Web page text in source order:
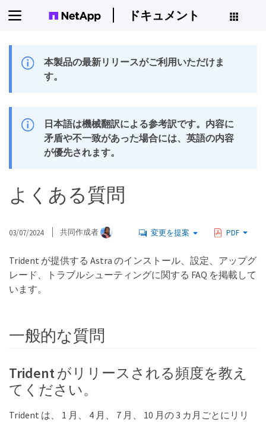
ドキュメント
本製品の最新リリースがご利用いただけま
す。
日本語は機械翻訳による参考訳です。内容に
矛盾や不一致があった場合には、英語の内容
が優先されます。
よくある質問
03/07/2024 共同作成者 変更を提案 PDF
Trident が提供する Astra のインストール、設定、アップグ
レード、トラブルシューティングに関する FAQ を掲載して
います。
一般的な質問
Trident がリリースされる頻度を教え
てください。
Trident は、 1 月、 4 月、 7 月、 10 月の 3 カ月ごとにリリ